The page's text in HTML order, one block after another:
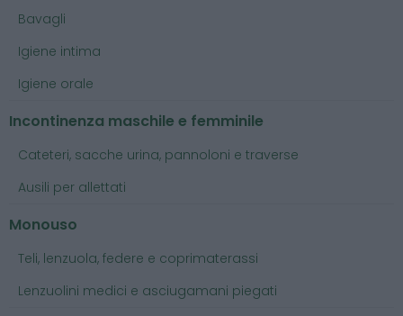
Bavagli
Igiene intima
Igiene orale
Incontinenza maschile e femminile
Cateteri, sacche urina, pannoloni e traverse
Ausili per allettati
Monouso
Teli, lenzuola, federe e coprimaterassi
Lenzuolini medici e asciugamani piegati